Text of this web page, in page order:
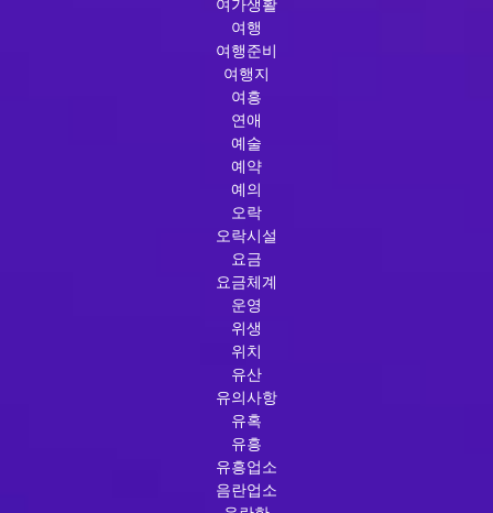
여행
여행준비
여행지
여흥
연애
예술
예약
예의
오락
오락시설
요금
요금체계
운영
위생
위치
유산
유의사항
유혹
유흥
유흥업소
음란업소